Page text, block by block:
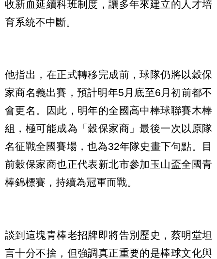
收新血延續科班制度，讓多年來建立的人才培
育系統不中斷。
他指出，在正式轉移完成前，球隊仍將以穀保
家商名義出賽，預計明年5月底至6月初前都不
會更名。因此，明年的全國高中棒球聯賽木棒
組，極可能成為「穀保家商」最後一次以原隊
名征戰全國賽場，也為32年隊史畫下句點。目
前穀保家商也正代表新北市參加玉山盃全國青
棒錦標賽，持續為冠軍而戰。
談到這塊青棒老招牌即將告別歷史，蔡明堂坦
言十分不捨，但強調真正重要的是棒球文化與